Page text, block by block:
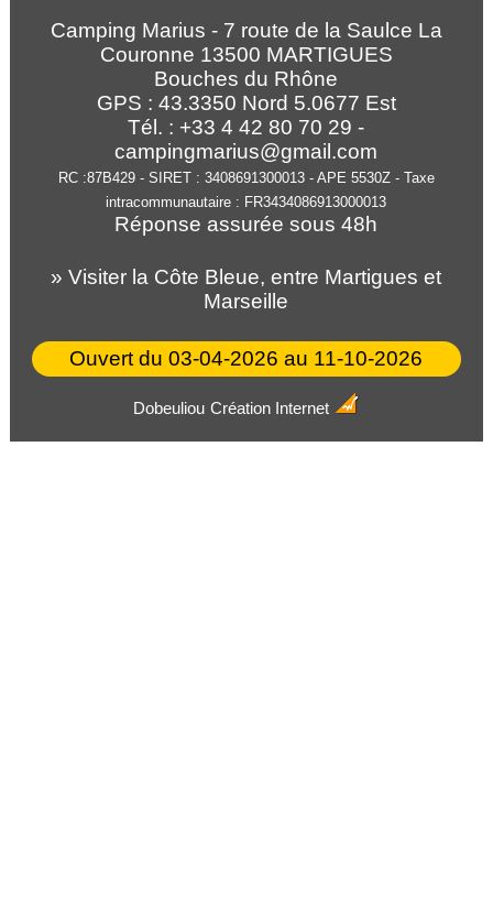
Camping Marius - 7 route de la Saulce La
Couronne 13500 MARTIGUES
Bouches du Rhône
GPS : 43.3350 Nord 5.0677 Est
Tél. : +33 4 42 80 70 29 -
campingmarius@gmail.com
RC :87B429 - SIRET : 3408691300013 - APE 5530Z - Taxe
intracommunautaire : FR3434086913000013
Réponse assurée sous 48h
» Visiter la Côte Bleue, entre Martigues et
Marseille
Ouvert du 03-04-2026 au 11-10-2026
Dobeuliou Création Internet